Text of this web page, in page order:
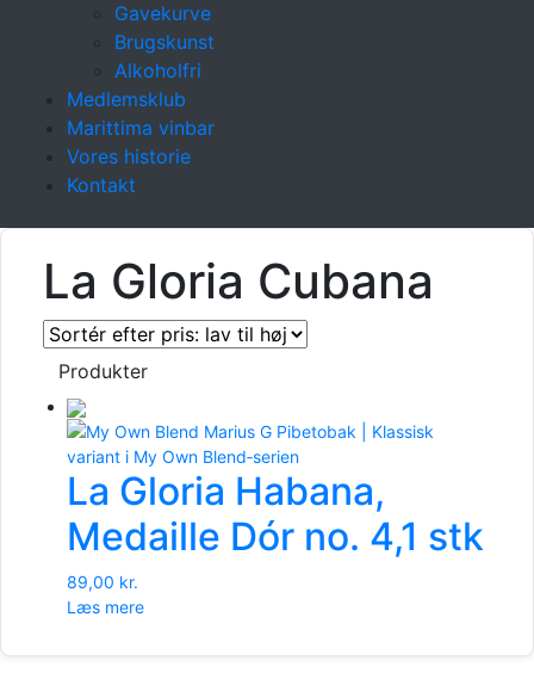
Gavekurve
Brugskunst
Alkoholfri
Medlemsklub
Marittima vinbar
Vores historie
Kontakt
La Gloria Cubana
Produkter
La Gloria Habana,
Medaille Dór no. 4,1 stk
89,00 kr.
Læs mere